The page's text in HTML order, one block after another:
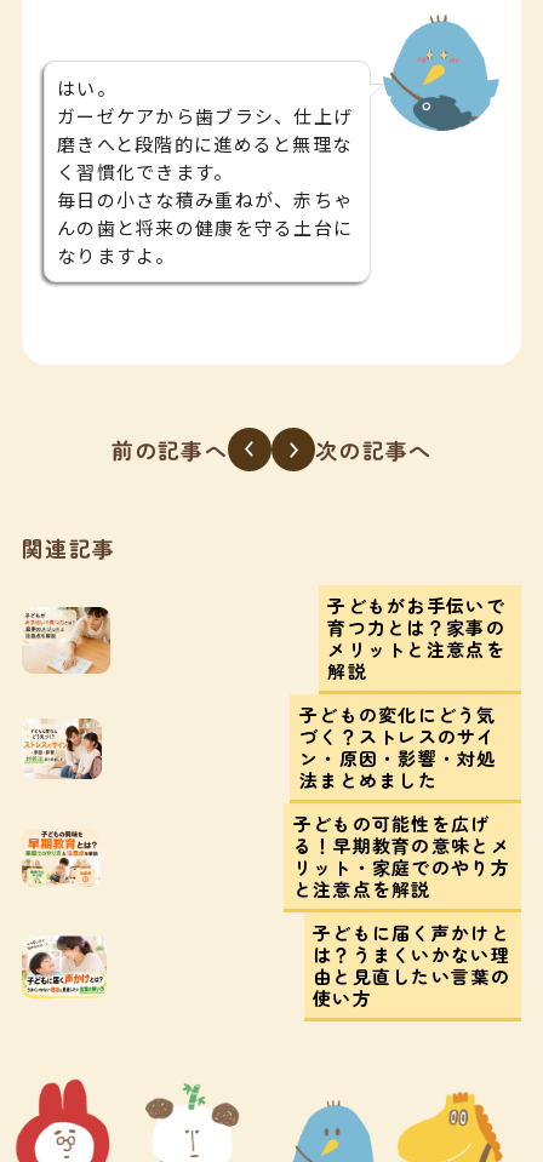
はい。
ガーゼケアから歯ブラシ、仕上げ
磨きへと段階的に進めると無理な
く習慣化できます。
毎日の小さな積み重ねが、赤ちゃ
んの歯と将来の健康を守る土台に
なりますよ。
前の記事へ 次の記事へ
関連記事
子どもがお手伝いで
育つ力とは？家事の
メリットと注意点を
解説
子どもの変化にどう気
づく？ストレスのサイ
ン・原因・影響・対処
法まとめました
子どもの可能性を広げ
る！早期教育の意味とメ
リット・家庭でのやり方
と注意点を解説
子どもに届く声かけと
は？うまくいかない理
由と見直したい言葉の
使い方